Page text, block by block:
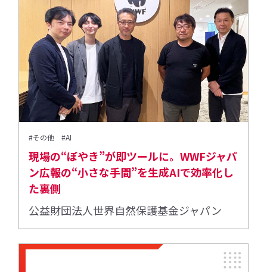
#その他 #AI
現場の“ぼやき”が即ツールに。WWFジャパ
ン広報の“小さな手間”を生成AIで効率化し
た裏側
公益財団法人世界自然保護基金ジャパン